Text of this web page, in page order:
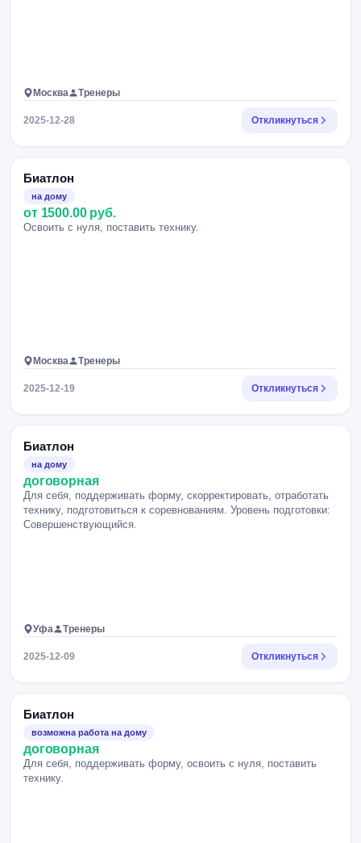
Москва Тренеры
2025-12-28 Откликнуться
Биатлон
на дому
от 1500.00 руб.
Освоить с нуля, поставить технику.
Москва Тренеры
2025-12-19 Откликнуться
Биатлон
на дому
договорная
Для себя, поддерживать форму, скорректировать, отработать
технику, подготовиться к соревнованиям. Уровень подготовки:
Совершенствующийся.
Уфа Тренеры
2025-12-09 Откликнуться
Биатлон
возможна работа на дому
договорная
Для себя, поддерживать форму, освоить с нуля, поставить
технику.